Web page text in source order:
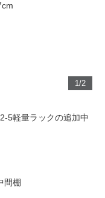
1/2
5軽量ラックの追加中
間棚